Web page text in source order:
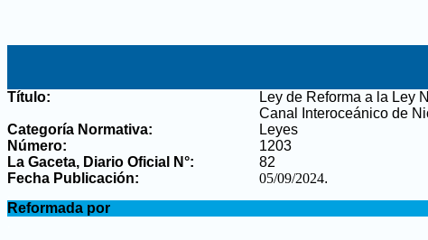
Título:
Ley de Reforma a la Ley
Canal Interoceánico de
Categoría Normativa:
Leyes
Número:
1203
La Gaceta, Diario Oficial N°:
82
Fecha Publicación:
05/09/2024.
Reformada por